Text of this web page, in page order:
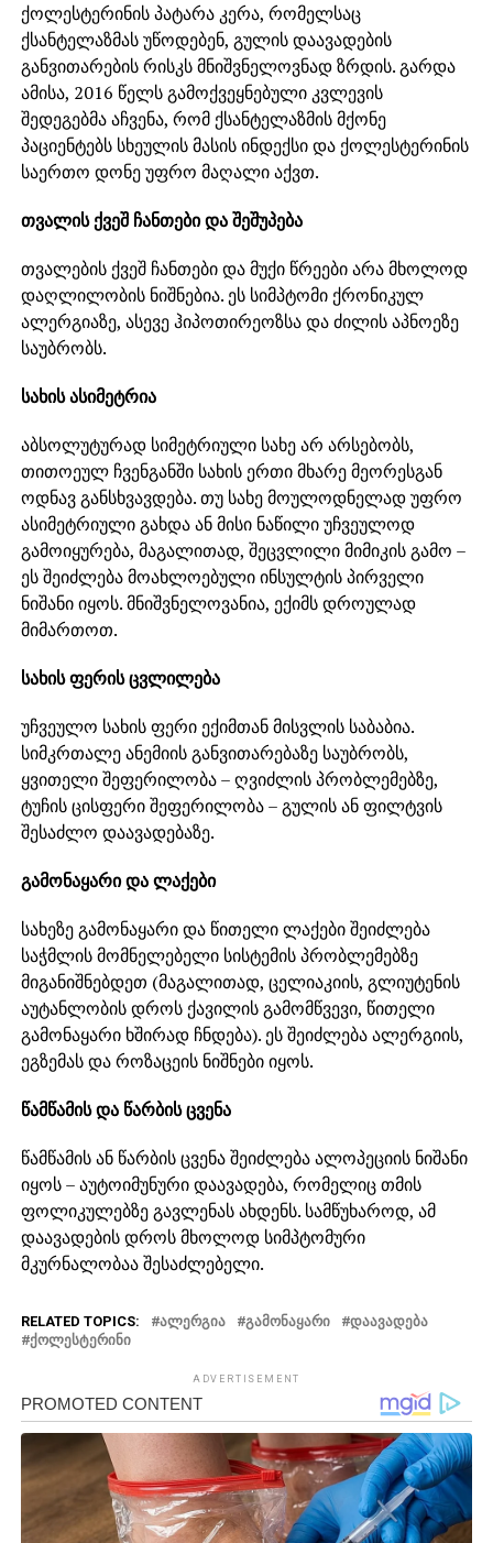
ქოლესტერინის პატარა კერა, რომელსაც
ქსანტელაზმას უწოდებენ, გულის დაავადების
განვითარების რისკს მნიშვნელოვნად ზრდის. გარდა
ამისა, 2016 წელს გამოქვეყნებული კვლევის
შედეგებმა აჩვენა, რომ ქსანტელაზმის მქონე
პაციენტებს სხეულის მასის ინდექსი და ქოლესტერინის
საერთო დონე უფრო მაღალი აქვთ.
თვალის ქვეშ ჩანთები და შეშუპება
თვალების ქვეშ ჩანთები და მუქი წრეები არა მხოლოდ
დაღლილობის ნიშნებია. ეს სიმპტომი ქრონიკულ
ალერგიაზე, ასევე ჰიპოთირეოზსა და ძილის აპნოეზე
საუბრობს.
სახის ასიმეტრია
აბსოლუტურად სიმეტრიული სახე არ არსებობს,
თითოეულ ჩვენგანში სახის ერთი მხარე მეორესგან
ოდნავ განსხვავდება. თუ სახე მოულოდნელად უფრო
ასიმეტრიული გახდა ან მისი ნაწილი უჩვეულოდ
გამოიყურება, მაგალითად, შეცვლილი მიმიკის გამო –
ეს შეიძლება მოახლოებული ინსულტის პირველი
ნიშანი იყოს. მნიშვნელოვანია, ექიმს დროულად
მიმართოთ.
სახის ფერის ცვლილება
უჩვეულო სახის ფერი ექიმთან მისვლის საბაბია.
სიმკრთალე ანემიის განვითარებაზე საუბრობს,
ყვითელი შეფერილობა – ღვიძლის პრობლემებზე,
ტუჩის ცისფერი შეფერილობა – გულის ან ფილტვის
შესაძლო დაავადებაზე.
გამონაყარი და ლაქები
სახეზე გამონაყარი და წითელი ლაქები შეიძლება
საჭმლის მომნელებელი სისტემის პრობლემებზე
მიგანიშნებდეთ (მაგალითად, ცელიაკიის, გლიუტენის
აუტანლობის დროს ქავილის გამომწვევი, წითელი
გამონაყარი ხშირად ჩნდება). ეს შეიძლება ალერგიის,
ეგზემას და როზაცეის ნიშნები იყოს.
წამწამის და წარბის ცვენა
წამწამის ან წარბის ცვენა შეიძლება ალოპეციის ნიშანი
იყოს – აუტოიმუნური დაავადება, რომელიც თმის
ფოლიკულებზე გავლენას ახდენს. სამწუხაროდ, ამ
დაავადების დროს მხოლოდ სიმპტომური
მკურნალობაა შესაძლებელი.
RELATED TOPICS: ᲐᲚᲔᲠᲒᲘᲐ ᲒᲐᲛᲝᲜᲐᲧᲐᲠᲘ
ᲓᲐᲐᲕᲐᲓᲔᲑᲐ
ᲥᲝᲚᲔᲡᲢᲔᲠᲘᲜᲘ
ADVERTISEMENT